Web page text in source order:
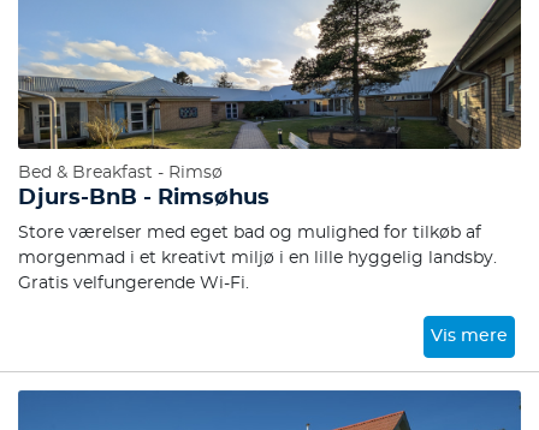
Bed & Breakfast - Rimsø
Djurs-BnB - Rimsøhus
Store værelser med eget bad og mulighed for tilkøb af
morgenmad i et kreativt miljø i en lille hyggelig landsby.
Gratis velfungerende Wi-Fi.
Vis mere